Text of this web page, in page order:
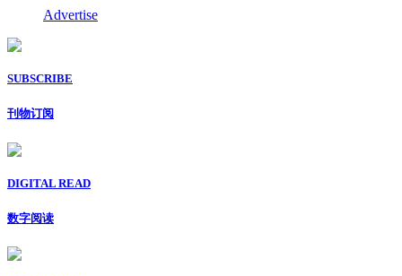
Advertise
SUBSCRIBE
刊物订阅
DIGITAL READ
数字阅读